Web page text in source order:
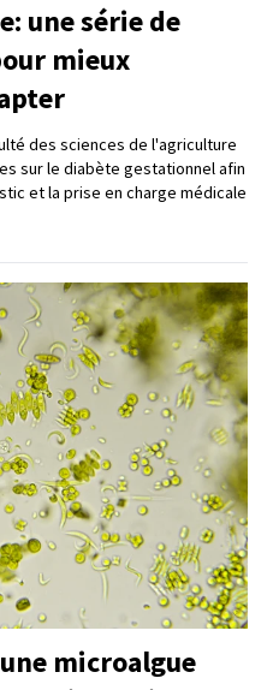
une série de
mieux
des sciences de l'agriculture
sur le diabète gestationnel afin
et la prise en charge médicale
microalgue